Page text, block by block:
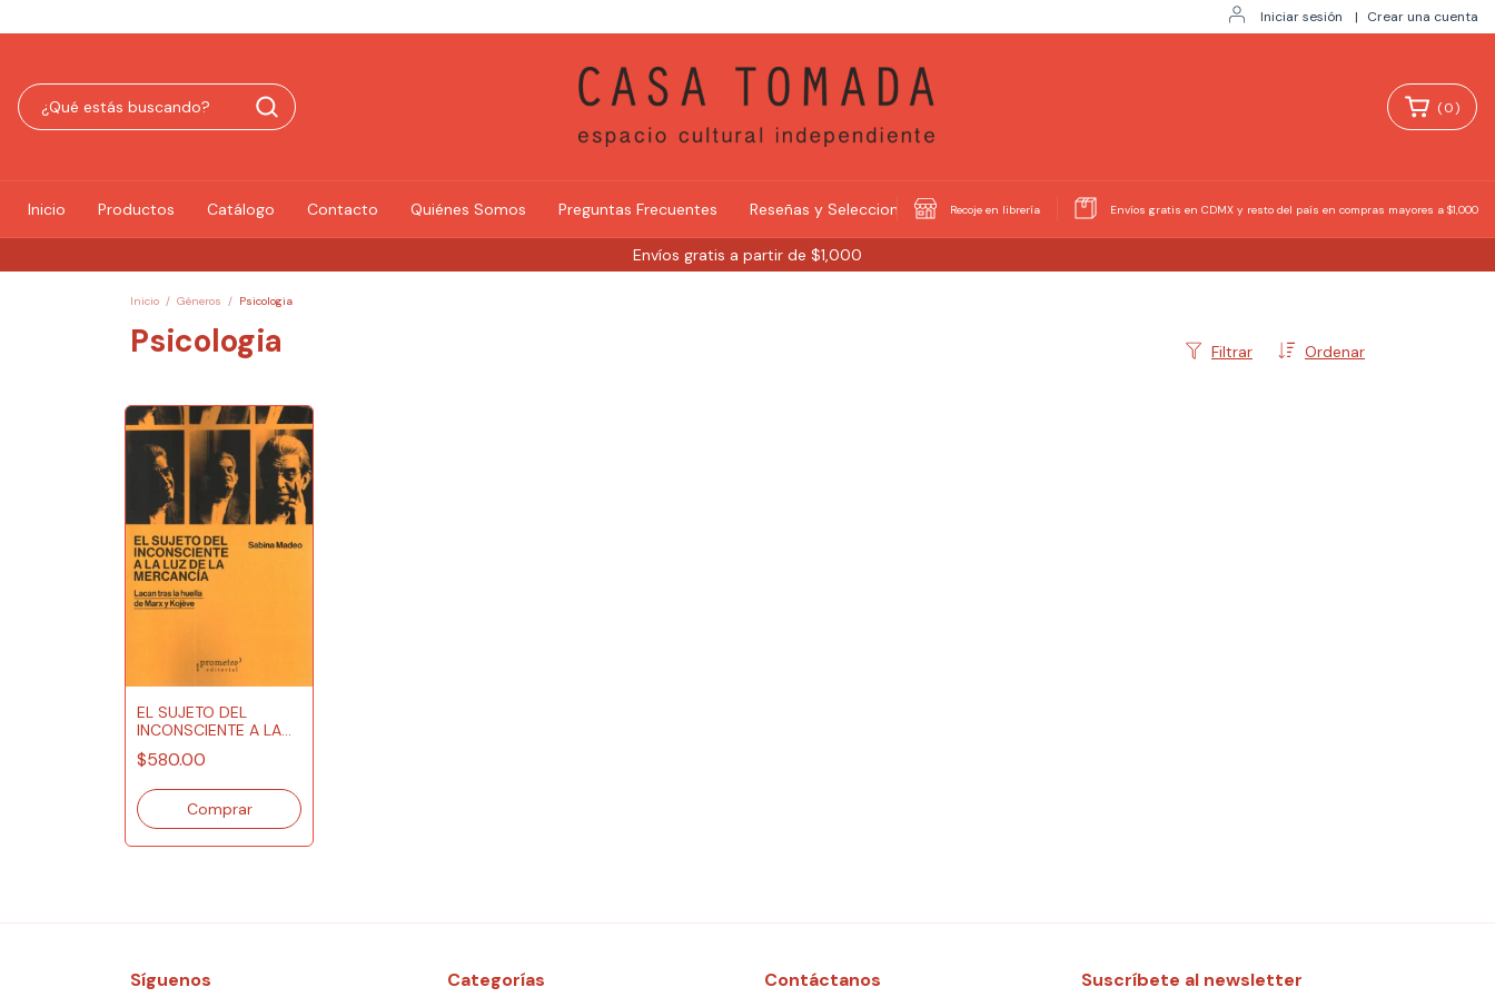
Iniciar sesión | Crear una cuenta
Envíos gratis a partir de $1,000
(0)
Inicio Productos Catálogo Contacto Quiénes Somos Preguntas Frecuentes Reseñas y Selecciones Recoje en librería Envíos gratis en CDMX y resto del país en compras mayores a $1,000
Inicio / Géneros / Psicologia
Psicologia Ordenar
Filtrar
EL SUJETO DEL
INCONSCIENTE A LA
LUZ DE LA MERCANCÍA
$580.00
Síguenos Categorías Contáctanos Suscríbete al newsletter